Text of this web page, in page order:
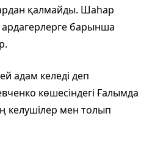
қалмайды. Шаһар
барынша
адам келеді деп
көшесіндегі Ғалымда
келушілер мен толып